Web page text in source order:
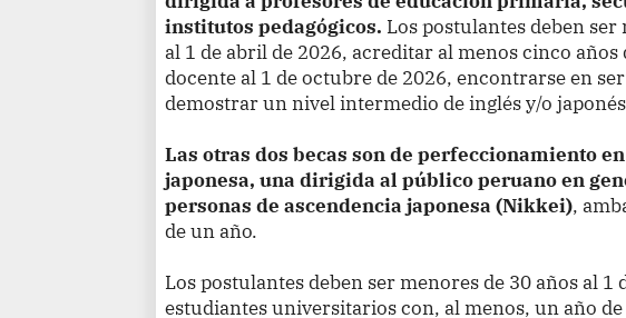
institutos pedagógicos. Los postulantes deben ser
al 1 de abril de 2026, acreditar al menos cinco años
docente al 1 de octubre de 2026, encontrarse en
demostrar un nivel intermedio de inglés y/o
Las otras dos becas son de perfeccionamiento
japonesa, una dirigida al público peruano en
personas de ascendencia japonesa (Nikkei),
de un año.
Los postulantes deben ser menores de 30 años al 1
estudiantes universitarios con, al menos, un año